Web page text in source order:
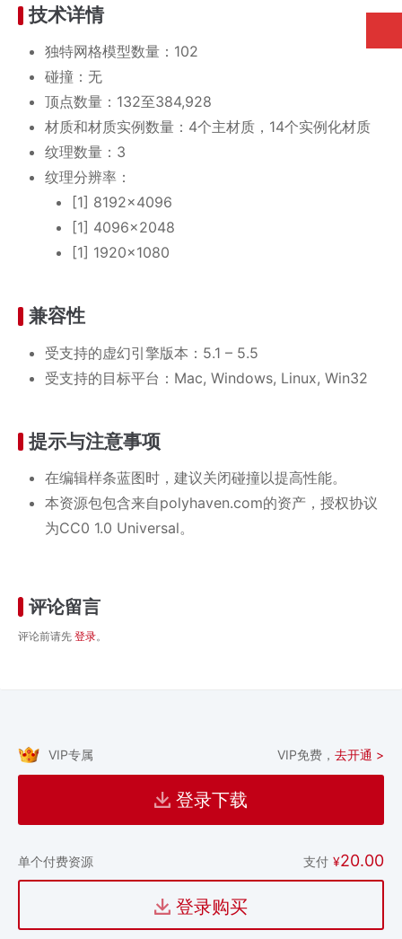
技术详情
独特网格模型数量：102
碰撞：无
顶点数量：132至384,928
材质和材质实例数量：4个主材质，14个实例化材质
纹理数量：3
纹理分辨率：
[1] 8192x4096
[1] 4096x2048
[1] 1920x1080
兼容性
受支持的虚幻引擎版本：5.1 – 5.5
受支持的目标平台：Mac, Windows, Linux, Win32
提示与注意事项
在编辑样条蓝图时，建议关闭碰撞以提高性能。
本资源包包含来自polyhaven.com的资产，授权协议
为CC0 1.0 Universal。
评论留言
评论前请先 登录。
VIP专属 VIP免费， 去开通 >
登录下载
单个付费资源 支付 ¥20.00
登录购买